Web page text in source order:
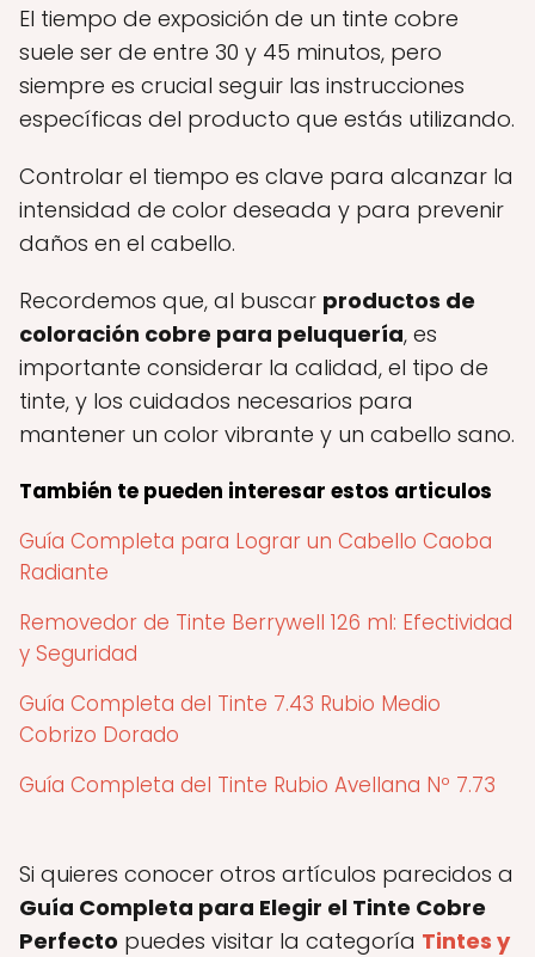
El tiempo de exposición de un tinte cobre
suele ser de entre 30 y 45 minutos, pero
siempre es crucial seguir las instrucciones
específicas del producto que estás utilizando.
Controlar el tiempo es clave para alcanzar la
intensidad de color deseada y para prevenir
daños en el cabello.
Recordemos que, al buscar productos de
coloración cobre para peluquería, es
importante considerar la calidad, el tipo de
tinte, y los cuidados necesarios para
mantener un color vibrante y un cabello sano.
También te pueden interesar estos articulos
Guía Completa para Lograr un Cabello Caoba
Radiante
Removedor de Tinte Berrywell 126 ml: Efectividad
y Seguridad
Guía Completa del Tinte 7.43 Rubio Medio
Cobrizo Dorado
Guía Completa del Tinte Rubio Avellana Nº 7.73
Si quieres conocer otros artículos parecidos a
Guía Completa para Elegir el Tinte Cobre
Perfecto puedes visitar la categoría Tintes y